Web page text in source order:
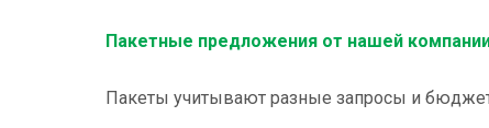
Пакетные предложения от нашей
Пакеты учитывают разные запросы и